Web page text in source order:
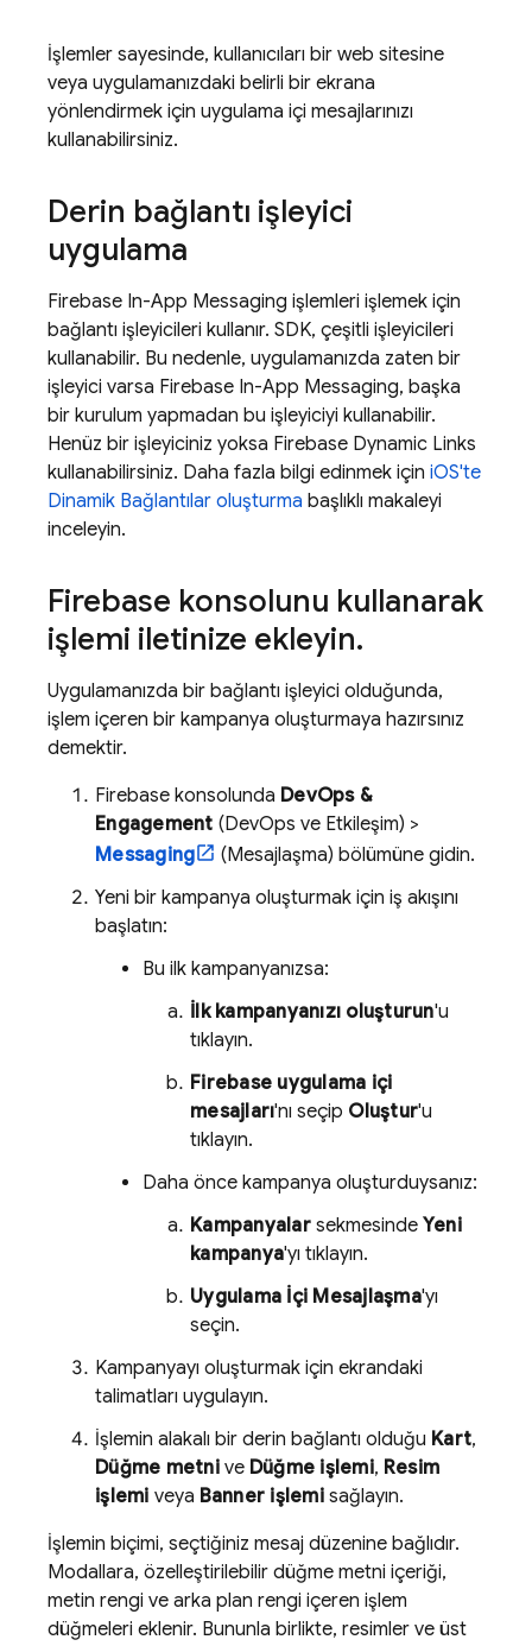
İşlemler sayesinde, kullanıcıları bir web sitesine
veya uygulamanızdaki belirli bir ekrana
yönlendirmek için uygulama içi mesajlarınızı
kullanabilirsiniz.
Derin bağlantı işleyici
uygulama
Firebase In-App Messaging işlemleri işlemek için
bağlantı işleyicileri kullanır. SDK, çeşitli işleyicileri
kullanabilir. Bu nedenle, uygulamanızda zaten bir
işleyici varsa Firebase In-App Messaging, başka
bir kurulum yapmadan bu işleyiciyi kullanabilir.
Henüz bir işleyiciniz yoksa Firebase Dynamic Links
kullanabilirsiniz. Daha fazla bilgi edinmek için iOS'te
Dinamik Bağlantılar oluşturma başlıklı makaleyi
inceleyin.
Firebase konsolunu kullanarak
işlemi iletinize ekleyin.
Uygulamanızda bir bağlantı işleyici olduğunda,
işlem içeren bir kampanya oluşturmaya hazırsınız
demektir.
Firebase konsolunda DevOps &
Engagement (DevOps ve Etkileşim) >
Messaging
(Mesajlaşma) bölümüne gidin.
Yeni bir kampanya oluşturmak için iş akışını
başlatın:
Bu ilk kampanyanızsa:
İlk kampanyanızı oluşturun'u
tıklayın.
Firebase uygulama içi
mesajları'nı seçip Oluştur'u
tıklayın.
Daha önce kampanya oluşturduysanız:
Kampanyalarsekmesinde Yeni
kampanya'yı tıklayın.
Uygulama İçi Mesajlaşma'yı
seçin.
Kampanyayı oluşturmak için ekrandaki
talimatları uygulayın.
İşlemin alakalı bir derin bağlantı olduğu Kart,
Düğme metnive Düğme işlemi, Resim
işlemi veya Banner işlemisağlayın.
İşlemin biçimi, seçtiğiniz mesaj düzenine bağlıdır.
Modallara, özelleştirilebilir düğme metni içeriği,
metin rengi ve arka plan rengi içeren işlem
düğmeleri eklenir. Bununla birlikte, resimler ve üst